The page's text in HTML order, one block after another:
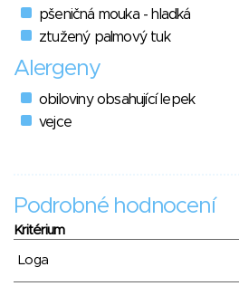
pšeničná mouka - hladká
ztužený palmový tuk
Alergeny
obiloviny obsahující lepek
vejce
Podrobné hodnocení
Kritérium
Loga